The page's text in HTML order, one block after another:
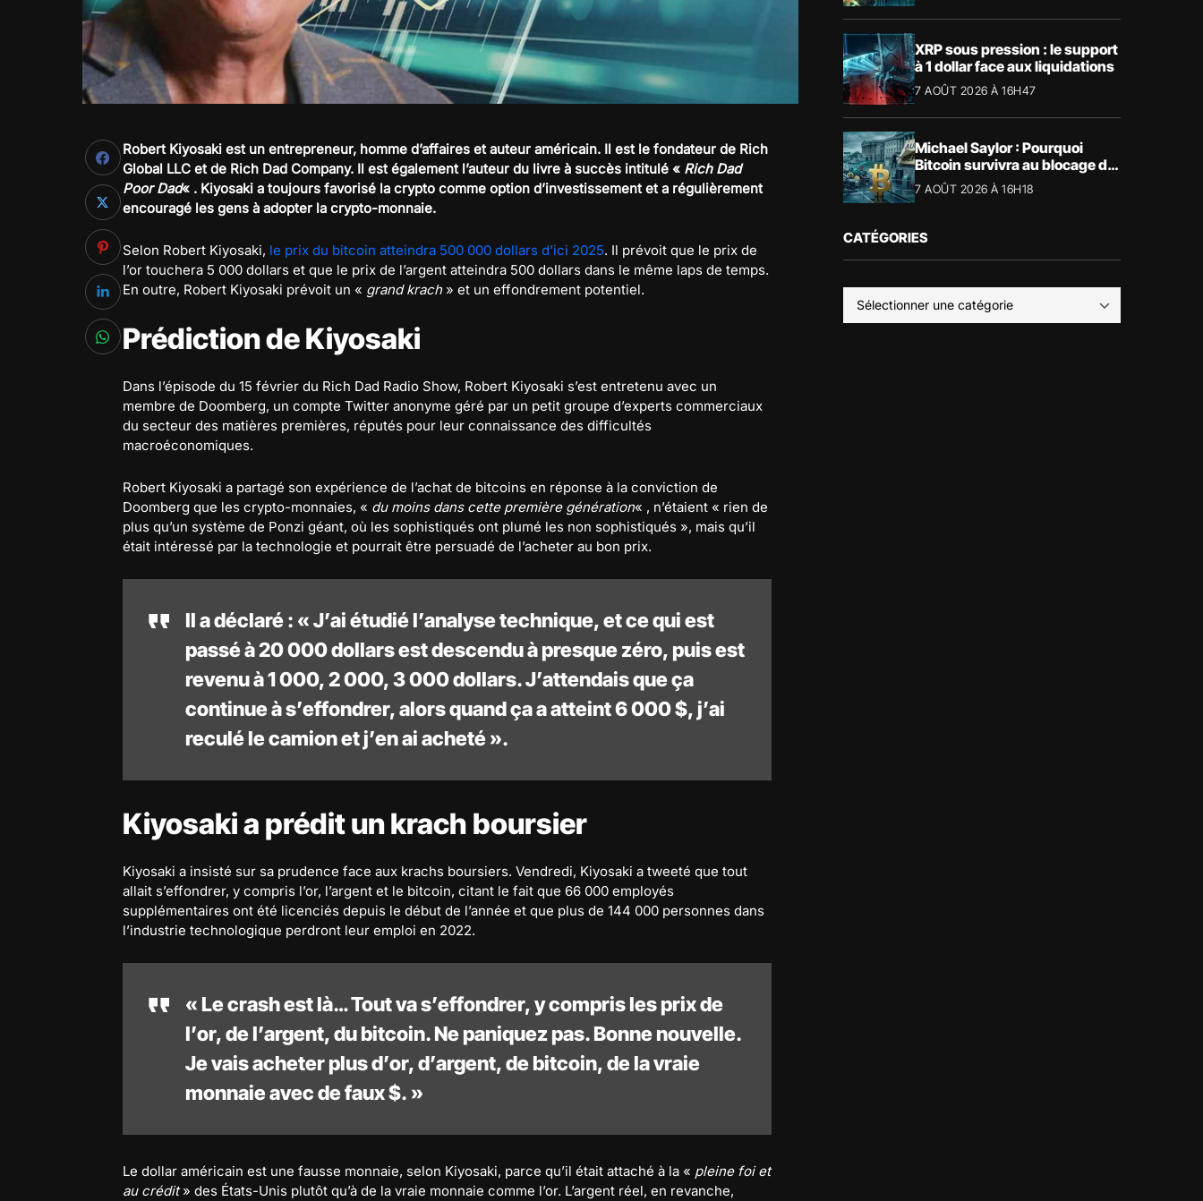
Robert Kiyosaki est un entrepreneur, homme d’affaires et auteur américain. Il est le fondateur de Rich
Global LLC et de Rich Dad Company. Il est également l’auteur du livre à succès intitulé « Rich Dad
Poor Dad« . Kiyosaki a toujours favorisé la crypto comme option d’investissement et a régulièrement
encouragé les gens à adopter la crypto-monnaie.
Selon Robert Kiyosaki, le prix du bitcoin atteindra 500 000 dollars d’ici 2025. Il prévoit que le prix de
l’or touchera 5 000 dollars et que le prix de l’argent atteindra 500 dollars dans le même laps de temps.
En outre, Robert Kiyosaki prévoit un « grand krach» et un effondrement potentiel.
Prédiction de Kiyosaki
Dans l’épisode du 15 février du Rich Dad Radio Show, Robert Kiyosaki s’est entretenu avec un
membre de Doomberg, un compte Twitter anonyme géré par un petit groupe d’experts commerciaux
du secteur des matières premières, réputés pour leur connaissance des difficultés
macroéconomiques.
Robert Kiyosaki a partagé son expérience de l’achat de bitcoins en réponse à la conviction de
Doomberg que les crypto-monnaies, « du moins dans cette première génération« , n’étaient « rien de
plus qu’un système de Ponzi géant, où les sophistiqués ont plumé les non sophistiqués », mais qu’il
était intéressé par la technologie et pourrait être persuadé de l’acheter au bon prix.
Il a déclaré : « J’ai étudié l’analyse technique, et ce qui est
passé à 20 000 dollars est descendu à presque zéro, puis est
revenu à 1 000, 2 000, 3 000 dollars. J’attendais que ça
continue à s’effondrer, alors quand ça a atteint 6 000 $, j’ai
reculé le camion et j’en ai acheté ».
Kiyosaki a prédit un krach boursier
Kiyosaki a insisté sur sa prudence face aux krachs boursiers. Vendredi, Kiyosaki a tweeté que tout
allait s’effondrer, y compris l’or, l’argent et le bitcoin, citant le fait que 66 000 employés
supplémentaires ont été licenciés depuis le début de l’année et que plus de 144 000 personnes dans
l’industrie technologique perdront leur emploi en 2022.
« Le crash est là… Tout va s’effondrer, y compris les prix de
l’or, de l’argent, du bitcoin. Ne paniquez pas. Bonne nouvelle.
Je vais acheter plus d’or, d’argent, de bitcoin, de la vraie
monnaie avec de faux $. »
Le dollar américain est une fausse monnaie, selon Kiyosaki, parce qu’il était attaché à la « pleine foi et
au crédit» des États-Unis plutôt qu’à de la vraie monnaie comme l’or. L’argent réel, en revanche,
XRP sous pression : le support
à 1 dollar face aux liquidations
7 AOÛT 2026 À 16H47
Michael Saylor : Pourquoi
Bitcoin survivra au blocage du
CLARITY Act
7 AOÛT 2026 À 16H18
CATÉGORIES